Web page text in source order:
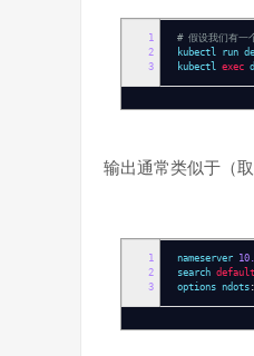
1
2
3
# 假设我们有一
kubectl run
kubectl exec
输出通常类似于（
1
2
3
nameserver
search default
options ndots :